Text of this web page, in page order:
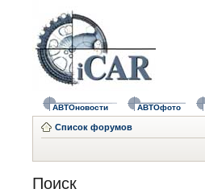
АВТОновости АВТОфото
Список форумов
Поиск